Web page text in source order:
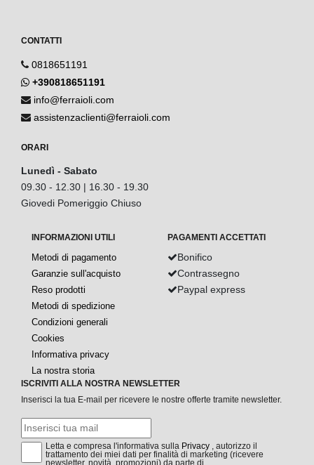
CONTATTI
0818651191
+390818651191
info@ferraioli.com
assistenzaclienti@ferraioli.com
ORARI
Lunedì - Sabato
09.30 - 12.30 | 16.30 - 19.30
Giovedi Pomeriggio Chiuso
INFORMAZIONI UTILI
Metodi di pagamento
Garanzie sull'acquisto
Reso prodotti
Metodi di spedizione
Condizioni generali
Cookies
Informativa privacy
La nostra storia
PAGAMENTI ACCETTATI
Bonifico
Contrassegno
Paypal express
ISCRIVITI ALLA NOSTRA NEWSLETTER
Inserisci la tua E-mail per ricevere le nostre offerte tramite newsletter.
Letta e compresa l'informativa sulla Privacy , autorizzo il
trattamento dei miei dati per finalità di marketing (ricevere
newsletter, novità, promozioni) da parte di